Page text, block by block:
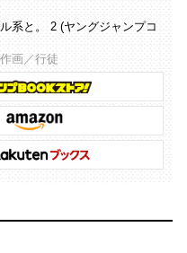
系と。 2 (ヤングジャンプコ
画／行徒